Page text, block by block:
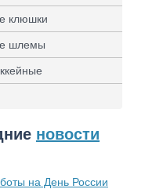
клюшки
шлемы
новости
на День России